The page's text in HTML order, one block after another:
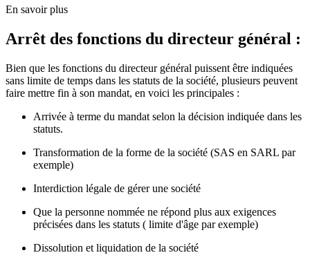
En savoir plus
Arrêt des fonctions du directeur général :
Bien que les fonctions du directeur général puissent être indiquées
sans limite de temps dans les statuts de la société, plusieurs peuvent
faire mettre fin à son mandat, en voici les principales :
Arrivée à terme du mandat selon la décision indiquée dans les
statuts.
Transformation de la forme de la société (SAS en SARL par
exemple)
Interdiction légale de gérer une société
Que la personne nommée ne répond plus aux exigences
précisées dans les statuts ( limite d'âge par exemple)
Dissolution et liquidation de la société